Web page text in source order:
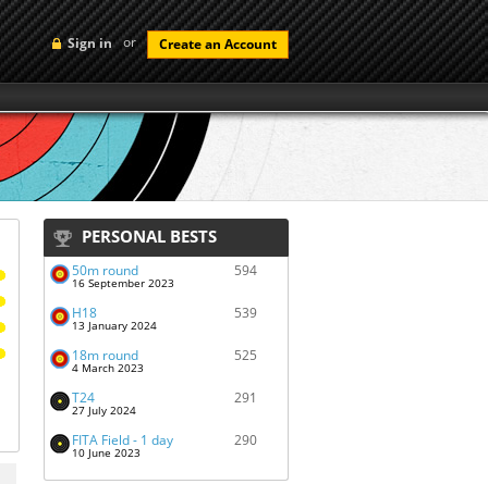
Sign in or Create an Account
PERSONAL BESTS
50m round
16 September 2023
594
H18
13 January 2024
539
18m round
4 March 2023
525
T24
27 July 2024
291
FITA Field - 1 day
10 June 2023
290